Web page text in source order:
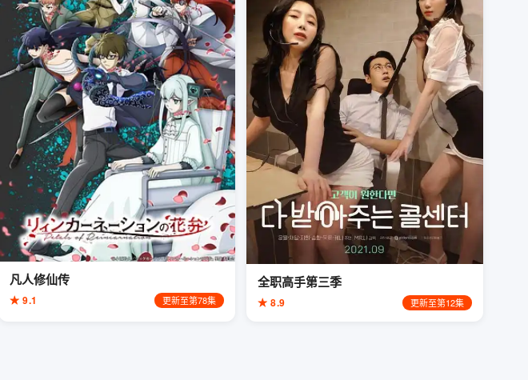
凡人修仙传
★ 9.1 更新至第78集
全职高手第三季
★ 8.9 更新至第12集